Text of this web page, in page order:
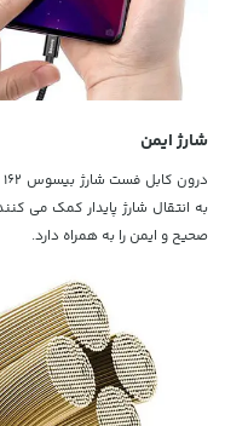
شارژ ایمن
صحیح و ایمن را به همراه دارد.